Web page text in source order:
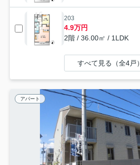
203
4.9万円
2階 / 36.00㎡ / 1LDK
すべて見る（全4戸）
アパート